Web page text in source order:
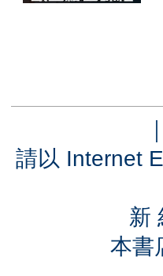
｜
請以 Internet
新
本書